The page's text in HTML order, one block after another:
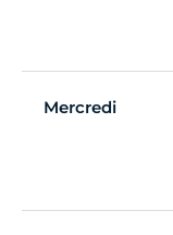
Mercredi